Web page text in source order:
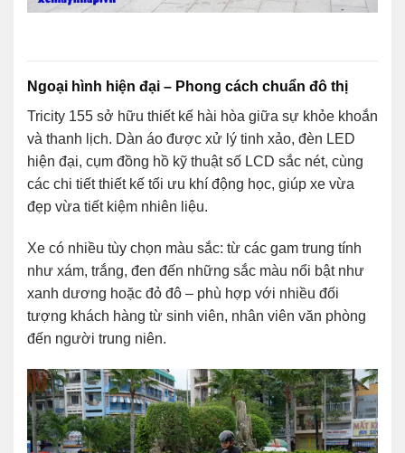
Ngoại hình hiện đại – Phong cách chuẩn đô thị
Tricity 155 sở hữu thiết kế hài hòa giữa sự khỏe khoắn
và thanh lịch. Dàn áo được xử lý tinh xảo, đèn LED
hiện đại, cụm đồng hồ kỹ thuật số LCD sắc nét, cùng
các chi tiết thiết kế tối ưu khí động học, giúp xe vừa
đẹp vừa tiết kiệm nhiên liệu.
Xe có nhiều tùy chọn màu sắc: từ các gam trung tính
như xám, trắng, đen đến những sắc màu nổi bật như
xanh dương hoặc đỏ đô – phù hợp với nhiều đối
tượng khách hàng từ sinh viên, nhân viên văn phòng
đến người trung niên.